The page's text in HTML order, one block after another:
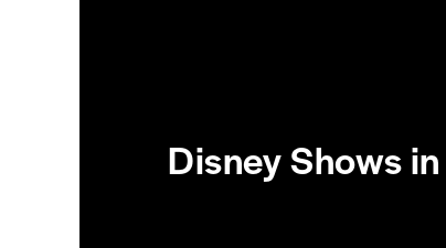
Disney Shows